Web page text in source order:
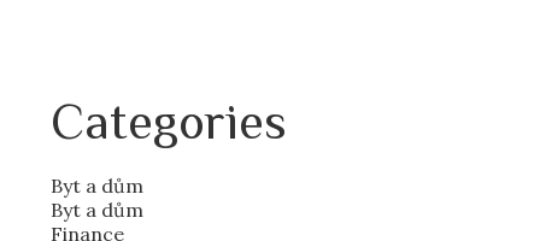
Categories
Byt a dům
Byt a dům
Finance